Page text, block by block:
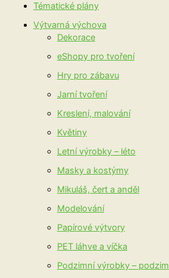
Tématické plány
Výtvarná výchova
Dekorace
eShopy pro tvoření
Hry pro zábavu
Jarní tvoření
Kreslení, malování
Květiny
Letní výrobky – léto
Masky a kostýmy
Mikuláš, čert a anděl
Modelování
Papírové výtvory
PET láhve a víčka
Podzimní výrobky – podzim